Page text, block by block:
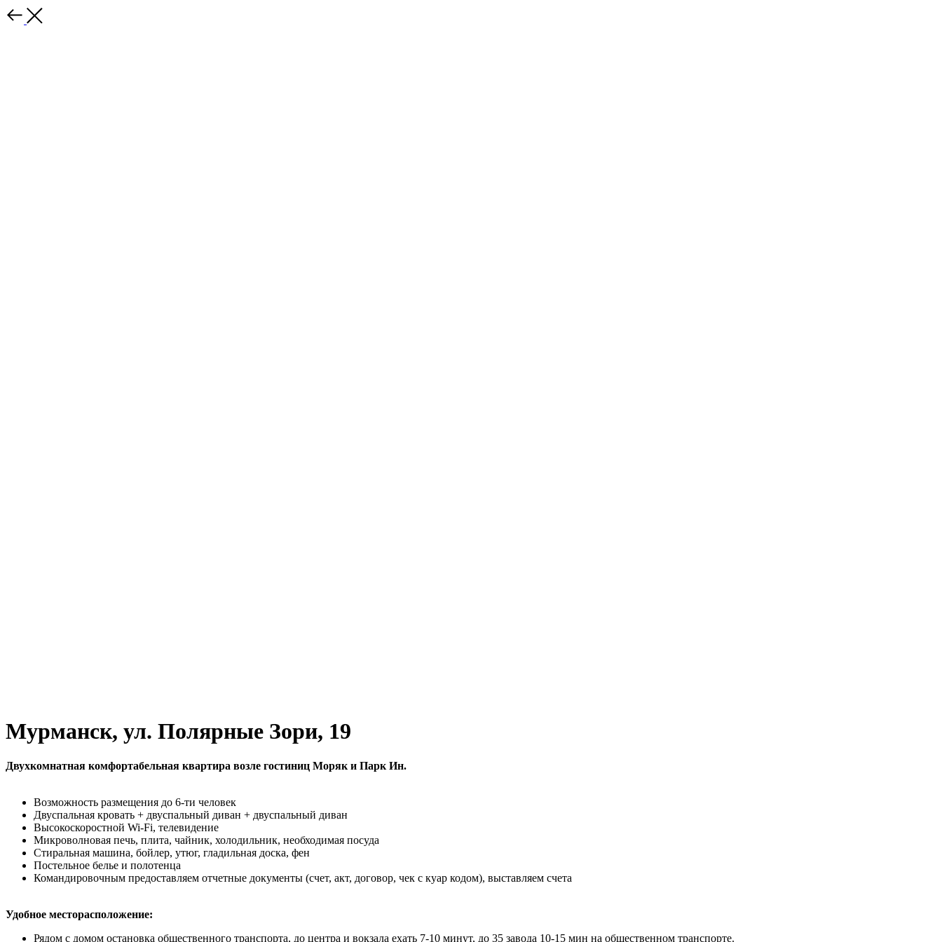
Мурманск, ул. Полярные Зори, 19
Двухкомнатная комфортабельная квартира возле гостиниц Моряк и Парк Ин.
Возможность размещения до 6-ти человек
Двуспальная кровать + двуспальный диван + двуспальный диван
Высокоскоростной Wi-Fi, телевидение
Микроволновая печь, плита, чайник, холодильник, необходимая посуда
Стиральная машина, бойлер, утюг, гладильная доска, фен
Постельное белье и полотенца
Командировочным предоставляем отчетные документы (счет, акт, договор, чек с куар кодом), выставляем счета
Удобное месторасположение:
Рядом с домом остановка общественного транспорта, до центра и вокзала ехать 7-10 минут, до 35 завода 10-15 мин на общественном транспорте.